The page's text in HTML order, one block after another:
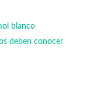
blanco
deben conocer